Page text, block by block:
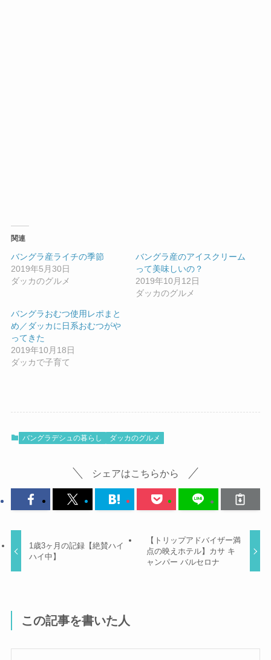
関連
バングラ産ライチの季節
2019年5月30日
ダッカのグルメ
バングラ産のアイスクリーム
って美味しいの？
2019年10月12日
ダッカのグルメ
バングラおむつ使用レポまと
め／ダッカに日系おむつがや
ってきた
2019年10月18日
ダッカで子育て
バングラデシュの暮らし ダッカのグルメ
シェアはこちらから
1歳3ヶ月の記録【絶賛ハイ
ハイ中】
【トリップアドバイザー満
点の映えホテル】カサ キ
ャンパー バルセロナ
この記事を書いた人